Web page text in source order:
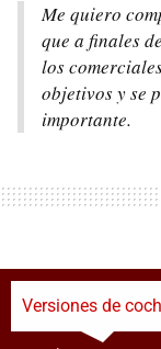
Me quiero
que a finales
los
objetivos y se
importante.
Versiones de